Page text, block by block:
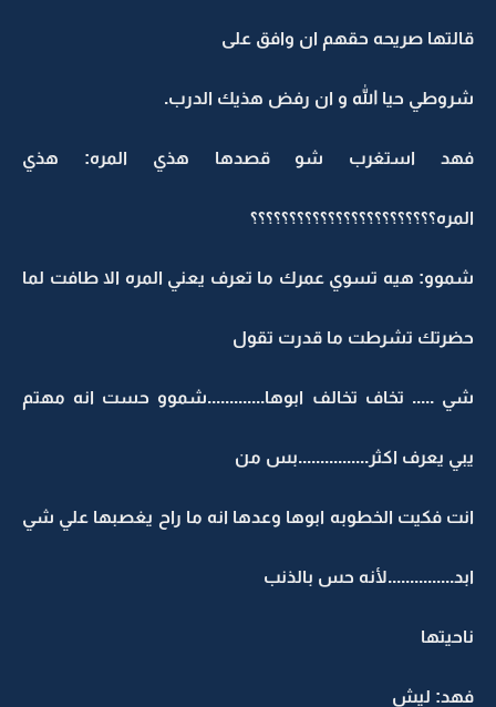
قالتها صريحه حقهم ان وافق على
شروطي حيا الله و ان رفض هذيك الدرب.
فهد استغرب شو قصدها هذي المره: هذي
المره؟؟؟؟؟؟؟؟؟؟؟؟؟؟؟؟؟؟؟؟؟؟؟؟
شموو: هيه تسوي عمرك ما تعرف يعني المره الا طافت لما
حضرتك تشرطت ما قدرت تقول
شي ..... تخاف تخالف ابوها.............شموو حست انه مهتم
يبي يعرف اكثر................بس من
انت فكيت الخطوبه ابوها وعدها انه ما راح يغصبها علي شي
ابد...............لأنه حس بالذنب
ناحيتها
فهد: ليش